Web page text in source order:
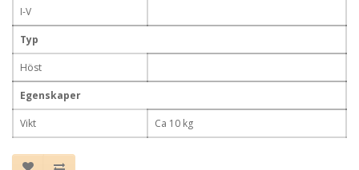
I-V
Typ
Höst
Egenskaper
Vikt Ca 10 kg